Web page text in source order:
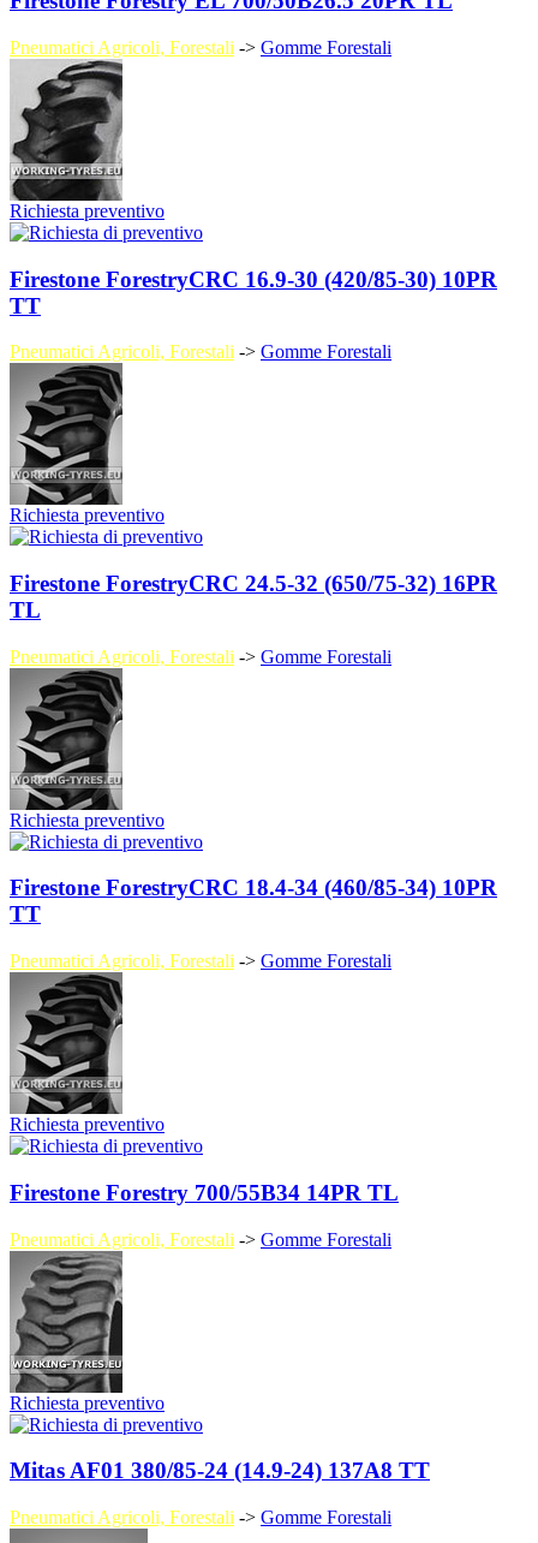
Pneumatici Agricoli, Forestali -> Gomme Forestali
Richiesta preventivo
Firestone ForestryCRC 16.9-30 (420/85-30) 10PR
TT
Pneumatici Agricoli, Forestali -> Gomme Forestali
Richiesta preventivo
Firestone ForestryCRC 24.5-32 (650/75-32) 16PR
TL
Pneumatici Agricoli, Forestali -> Gomme Forestali
Richiesta preventivo
Firestone ForestryCRC 18.4-34 (460/85-34) 10PR
TT
Pneumatici Agricoli, Forestali -> Gomme Forestali
Richiesta preventivo
Firestone Forestry 700/55B34 14PR TL
Pneumatici Agricoli, Forestali -> Gomme Forestali
Richiesta preventivo
Mitas AF01 380/85-24 (14.9-24) 137A8 TT
Pneumatici Agricoli, Forestali -> Gomme Forestali